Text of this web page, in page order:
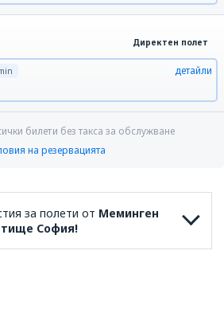
Директен полет
детайли
билети без такса за обслужване
на резервацията
за полети от Меминген
София!